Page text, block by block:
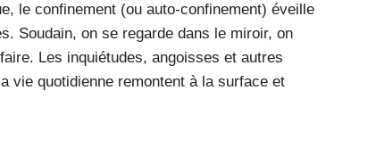
le confinement (ou auto-confinement) éveille
Soudain, on se regarde dans le miroir, on
Les inquiétudes, angoisses et autres
vie quotidienne remontent à la surface et